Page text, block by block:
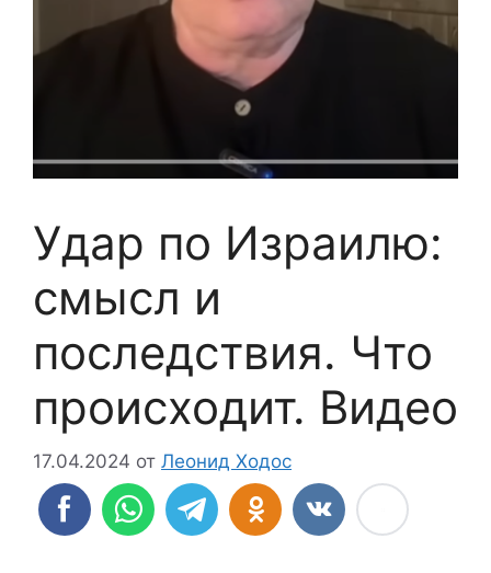
Удар по Израилю:
смысл и
последствия. Что
происходит. Видео
17.04.2024 от Леонид Ходос